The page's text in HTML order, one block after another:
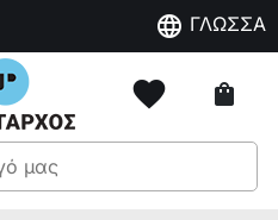
language ΓΛΩΣΣΑ
favorite shopping_bag